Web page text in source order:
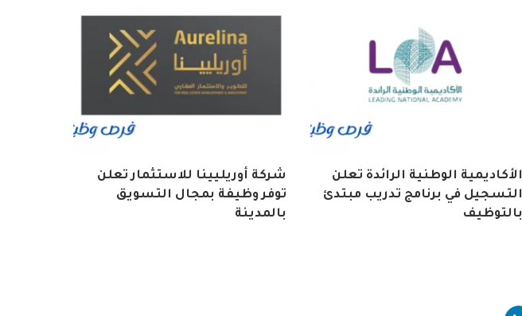
الأكاديمية الوطنية الرائدة تعلن
التسجيل في برنامج تدريب مبتدئ
بالتوظيف
شركة أوريليينا للاستثمار تعلن
توفر وظيفة بمجال التسويق
بالمدينة